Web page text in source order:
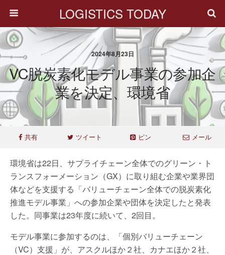
LOGISTICS TODAY
2024年8月23日
VC脱炭素化モデル事業の参加企
業を決定、環境省
共有 ツイート ピン メール
環境省は22日、サプライチェーン全体でのグリーン・ト
ランスフォーメーション（GX）に取り組む企業や業界団
体などを支援する「バリューチェーン全体での脱炭素化
推進モデル事業」への参加企業や団体を決定したと発表
した。同事業は23年度に続いて、2回目。
モデル事業に参加するのは、「個別バリューチェーン
（VC）支援」が、アスクルほか２社、カナエほか２社、